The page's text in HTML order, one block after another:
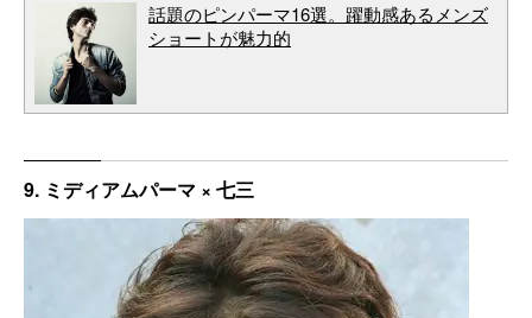
話題のピンパーマ16選。躍動感あるメンズ
ショートが魅力的
9. ミディアムパーマ × 七三